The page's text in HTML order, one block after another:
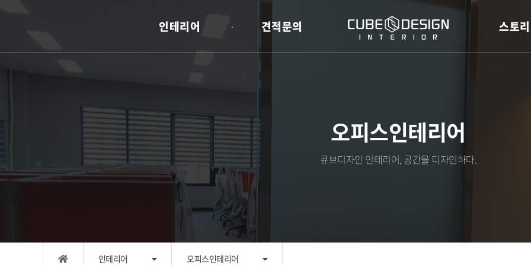
인테리어 견적문의 스토리
오피스인테리어
큐브디자인 인테리어, 공간을 디자인하다.
인테리어 오피스인테리어